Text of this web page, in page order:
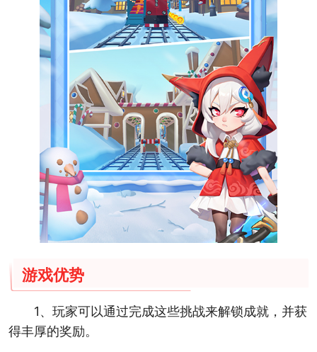
游戏优势
1、玩家可以通过完成这些挑战来解锁成就，并获
得丰厚的奖励。